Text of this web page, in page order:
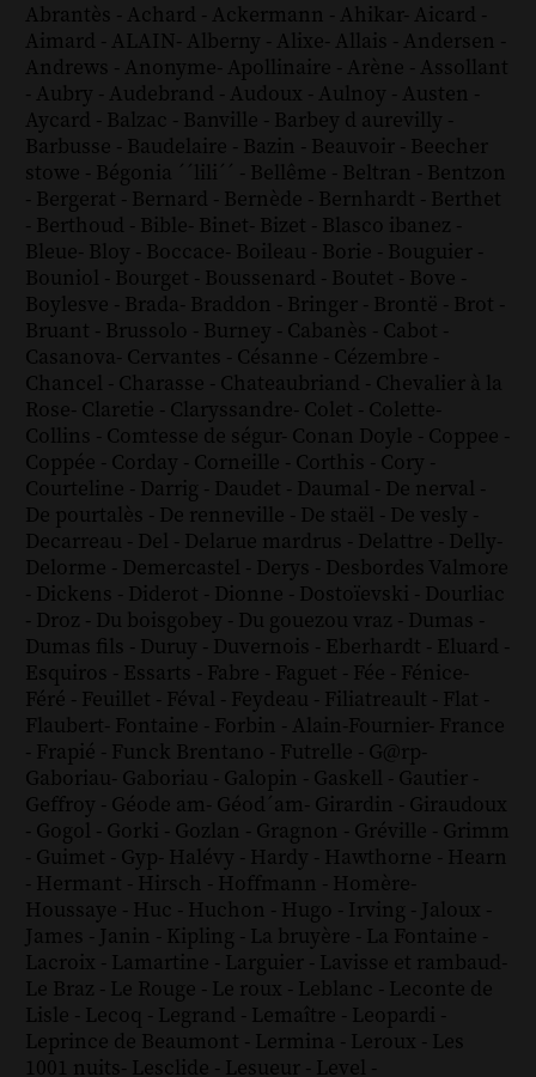
Abrantès - Achard - Ackermann - Ahikar- Aicard -
Aimard - ALAIN- Alberny - Alixe- Allais - Andersen -
Andrews - Anonyme- Apollinaire - Arène - Assollant
- Aubry - Audebrand - Audoux - Aulnoy - Austen -
Aycard - Balzac - Banville - Barbey d aurevilly -
Barbusse - Baudelaire - Bazin - Beauvoir - Beecher
stowe - Bégonia ´´lili´´ - Bellême - Beltran - Bentzon
- Bergerat - Bernard - Bernède - Bernhardt - Berthet
- Berthoud - Bible- Binet- Bizet - Blasco ibanez -
Bleue- Bloy - Boccace- Boileau - Borie - Bouguier -
Bouniol - Bourget - Boussenard - Boutet - Bove -
Boylesve - Brada- Braddon - Bringer - Brontë - Brot -
Bruant - Brussolo - Burney - Cabanès - Cabot -
Casanova- Cervantes - Césanne - Cézembre -
Chancel - Charasse - Chateaubriand - Chevalier à la
Rose- Claretie - Claryssandre- Colet - Colette-
Collins - Comtesse de ségur- Conan Doyle - Coppee -
Coppée - Corday - Corneille - Corthis - Cory -
Courteline - Darrig - Daudet - Daumal - De nerval -
De pourtalès - De renneville - De staël - De vesly -
Decarreau - Del - Delarue mardrus - Delattre - Delly-
Delorme - Demercastel - Derys - Desbordes Valmore
- Dickens - Diderot - Dionne - Dostoïevski - Dourliac
- Droz - Du boisgobey - Du gouezou vraz - Dumas -
Dumas fils - Duruy - Duvernois - Eberhardt - Eluard -
Esquiros - Essarts - Fabre - Faguet - Fée - Fénice-
Féré - Feuillet - Féval - Feydeau - Filiatreault - Flat -
Flaubert- Fontaine - Forbin - Alain-Fournier- France
- Frapié - Funck Brentano - Futrelle - G@rp-
Gaboriau- Gaboriau - Galopin - Gaskell - Gautier -
Geffroy - Géode am- Géod´am- Girardin - Giraudoux
- Gogol - Gorki - Gozlan - Gragnon - Gréville - Grimm
- Guimet - Gyp- Halévy - Hardy - Hawthorne - Hearn
- Hermant - Hirsch - Hoffmann - Homère-
Houssaye - Huc - Huchon - Hugo - Irving - Jaloux -
James - Janin - Kipling - La bruyère - La Fontaine -
Lacroix - Lamartine - Larguier - Lavisse et rambaud-
Le Braz - Le Rouge - Le roux - Leblanc - Leconte de
Lisle - Lecoq - Legrand - Lemaître - Leopardi -
Leprince de Beaumont - Lermina - Leroux - Les
1001 nuits- Lesclide - Lesueur - Level -